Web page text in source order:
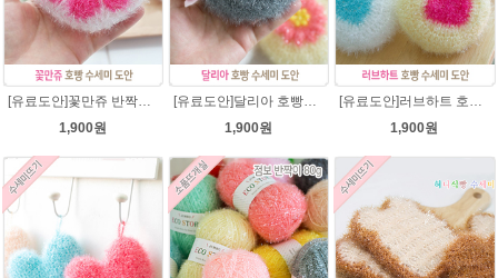
1,900원
1,900원
1,900원